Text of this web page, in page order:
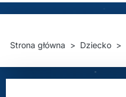
Strona główna Dziecko